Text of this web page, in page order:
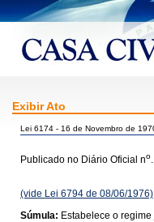
Exibir Ato
Lei 6174 - 16 de Novembro de
Publicado no Diário Oficial no
(vide Lei 6794 de 08/06/1976)
Súmula: Estabelece o